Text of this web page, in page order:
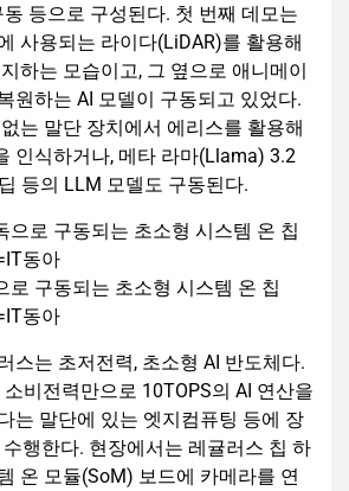
등으로 구성된다. 첫 번째 데모는
사용되는 라이다(LiDAR)를 활용해
하는 모습이고, 그 옆으로 애니메이
원하는 AI 모델이 구동되고 있었다.
는 말단 장치에서 에리스를 활용해
인식하거나, 메타 라마(Llama) 3.2
등의 LLM 모델도 구동된다.
로 구동되는 초소형 시스템 온 칩
동아
스는 초저전력, 초소형 AI 반도체다.
비전력만으로 10TOPS의 AI 연산을
는 말단에 있는 엣지컴퓨팅 등에 장
행한다. 현장에서는 레귤러스 칩 하
온 모듈(SoM) 보드에 카메라를 연